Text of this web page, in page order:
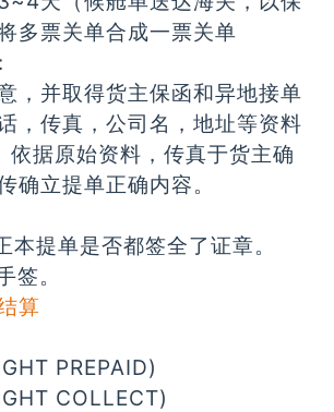
多票关单合成一票关单
，并取得货主保函和异地接单
，传真，公司名，地址等资料
依据原始资料，传真于货主确
确立提单正确内容。
本提单是否都签全了证章。
签。
算
PREPAID)
COLLECT)